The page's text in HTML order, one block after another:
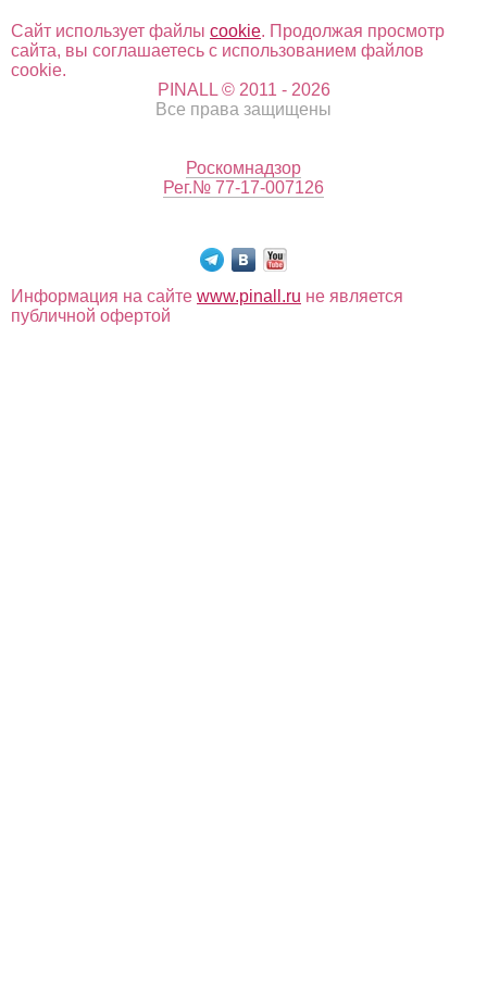
Сайт использует файлы cookie. Продолжая просмотр
сайта, вы соглашаетесь с использованием файлов
cookie.
PINALL © 2011 - 2026
Все права защищены
Роскомнадзор
Рег.№ 77-17-007126
Информация на сайте www.pinall.ru не является
публичной офертой